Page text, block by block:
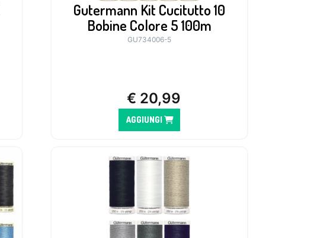
Gutermann Kit Cucitutto 10
Bobine Colore 5 100m
GU734006-5
€ 20,99
AGGIUNGI